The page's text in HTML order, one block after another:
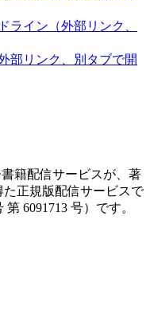
ライン （外部リンク、
外部リンク、別タブで開
籍配信サービスが、著
正規版配信サービスで
6091713 号）です。